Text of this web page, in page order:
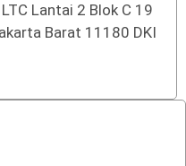
Lantai 2 Blok C 19
Barat 11180 DKI